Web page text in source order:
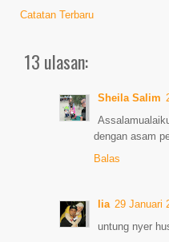
Catatan Terbaru
13 ulasan:
Sheila Salim
dengan asam
Balas
lia 29 Januari
untung nyer